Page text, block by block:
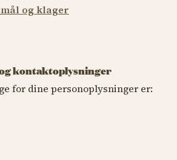
og klager
kontaktoplysninger
for dine personoplysninger er: